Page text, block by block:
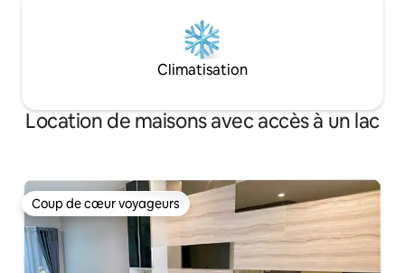
Climatisation
Location de maisons avec accès à un lac
Coup de cœur voyageurs
Coup de cœur voyageurs